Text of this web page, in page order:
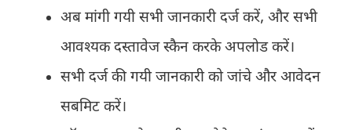
अब मांगी गयी सभी जानकारी दर्ज करें, और सभी
आवश्यक दस्तावेज स्कैन करके अपलोड करें।
सभी दर्ज की गयी जानकारी को जांचे और आवेदन
सबमिट करें।